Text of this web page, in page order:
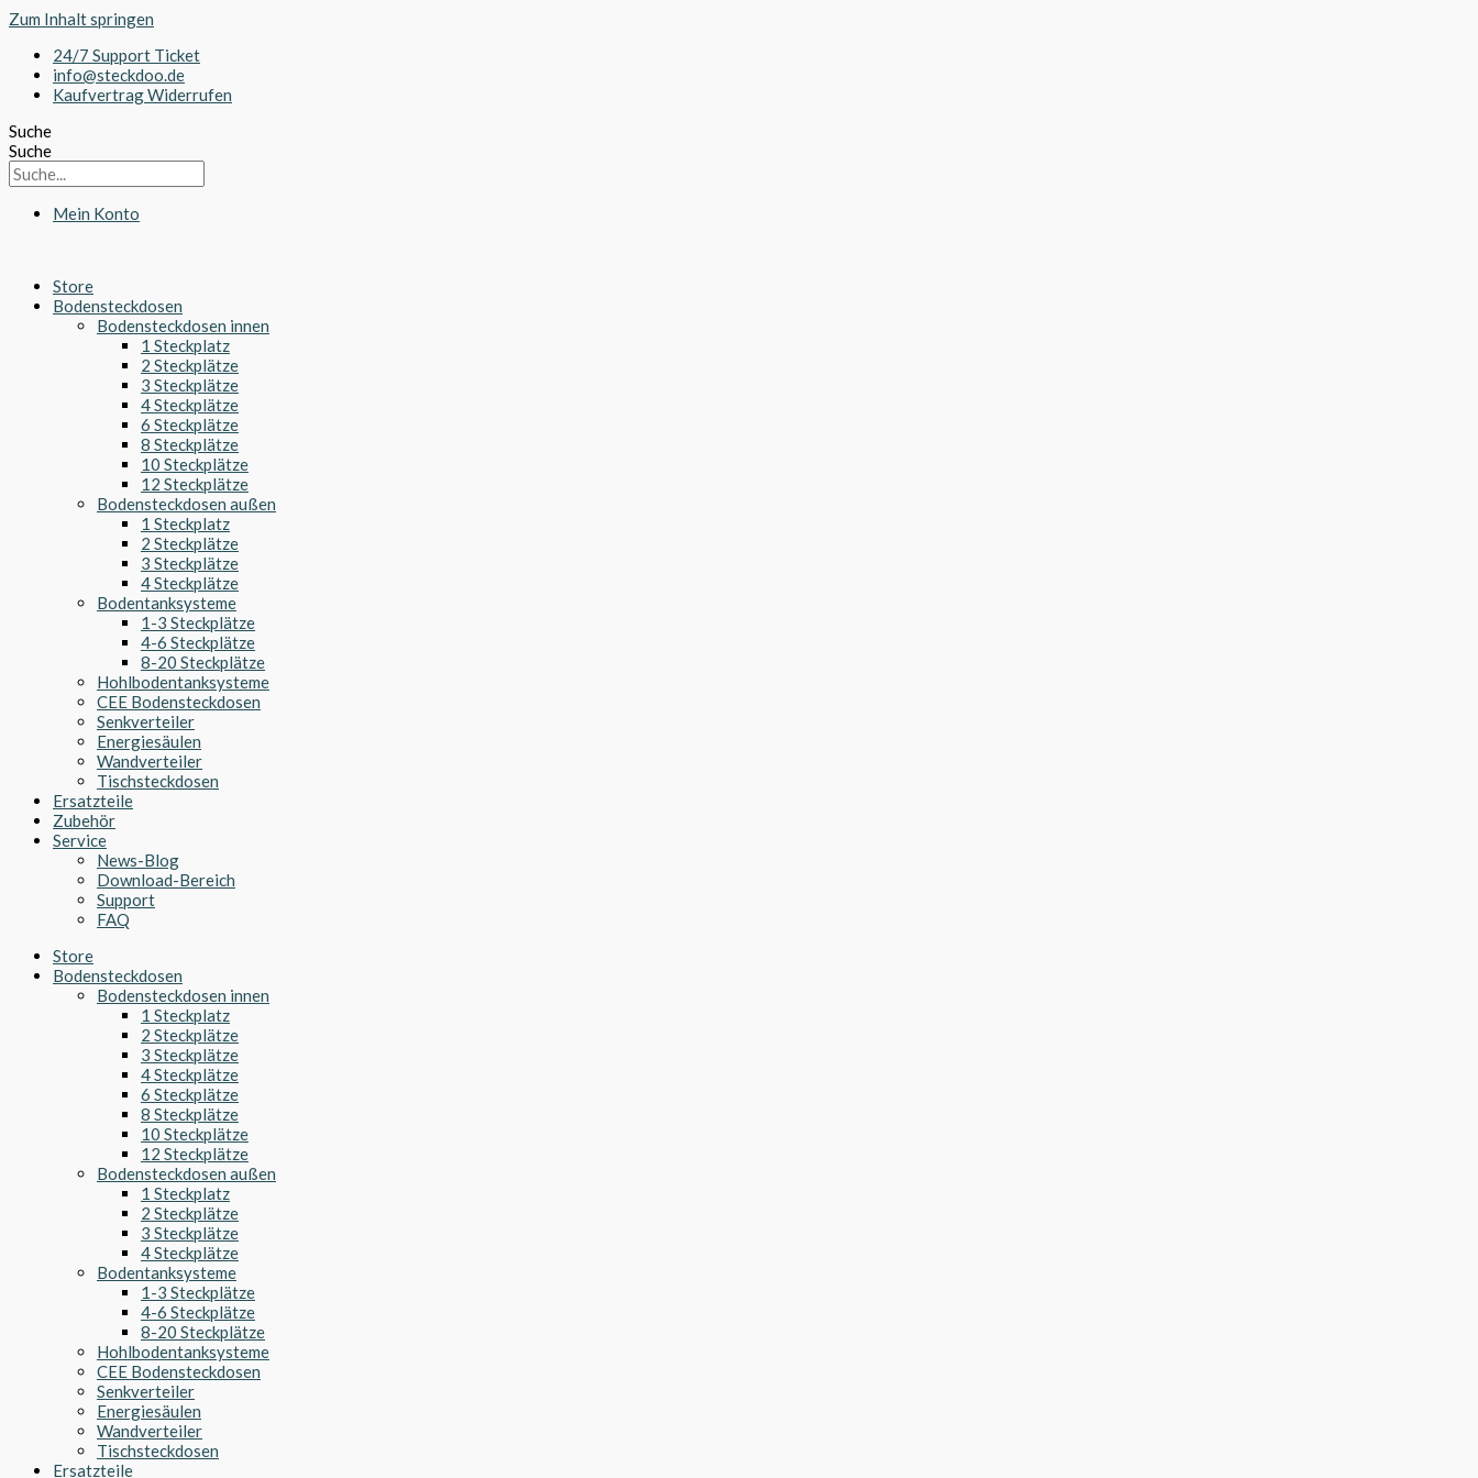
Zum Inhalt springen
24/7 Support Ticket
info@steckdoo.de
Kaufvertrag Widerrufen
Suche
Suche
Mein Konto
Store
Bodensteckdosen
Bodensteckdosen innen
1 Steckplatz
2 Steckplätze
3 Steckplätze
4 Steckplätze
6 Steckplätze
8 Steckplätze
10 Steckplätze
12 Steckplätze
Bodensteckdosen außen
1 Steckplatz
2 Steckplätze
3 Steckplätze
4 Steckplätze
Bodentanksysteme
1-3 Steckplätze
4-6 Steckplätze
8-20 Steckplätze
Hohlbodentanksysteme
CEE Bodensteckdosen
Senkverteiler
Energiesäulen
Wandverteiler
Tischsteckdosen
Ersatzteile
Zubehör
Service
News-Blog
Download-Bereich
Support
FAQ
Store
Bodensteckdosen
Bodensteckdosen innen
1 Steckplatz
2 Steckplätze
3 Steckplätze
4 Steckplätze
6 Steckplätze
8 Steckplätze
10 Steckplätze
12 Steckplätze
Bodensteckdosen außen
1 Steckplatz
2 Steckplätze
3 Steckplätze
4 Steckplätze
Bodentanksysteme
1-3 Steckplätze
4-6 Steckplätze
8-20 Steckplätze
Hohlbodentanksysteme
CEE Bodensteckdosen
Senkverteiler
Energiesäulen
Wandverteiler
Tischsteckdosen
Ersatzteile